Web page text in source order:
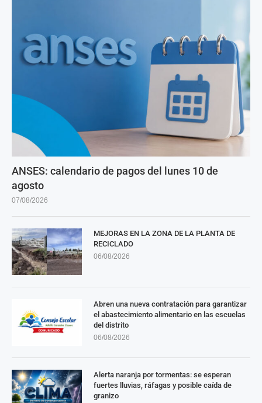
ANSES: calendario de pagos del lunes 10 de
agosto
07/08/2026
MEJORAS EN LA ZONA DE LA PLANTA DE
RECICLADO
06/08/2026
Abren una nueva contratación para garantizar
el abastecimiento alimentario en las escuelas
del distrito
06/08/2026
Alerta naranja por tormentas: se esperan
fuertes lluvias, ráfagas y posible caída de
granizo